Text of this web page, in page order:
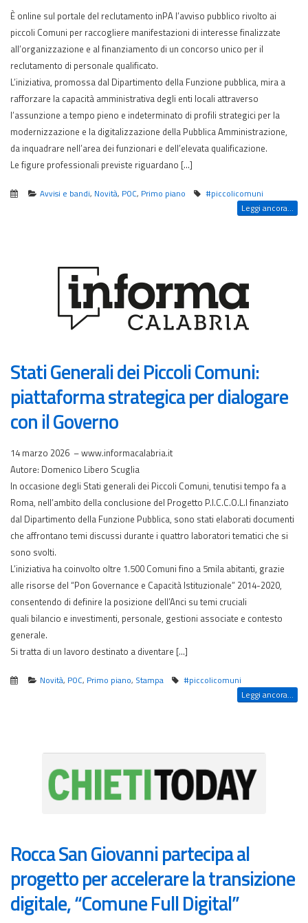
È online sul portale del reclutamento inPA l’avviso pubblico rivolto ai
piccoli Comuni per raccogliere manifestazioni di interesse finalizzate
all’organizzazione e al finanziamento di un concorso unico per il
reclutamento di personale qualificato.
L’iniziativa, promossa dal Dipartimento della Funzione pubblica, mira a
rafforzare la capacità amministrativa degli enti locali attraverso
l’assunzione a tempo pieno e indeterminato di profili strategici per la
modernizzazione e la digitalizzazione della Pubblica Amministrazione,
da inquadrare nell’area dei funzionari e dell’elevata qualificazione.
Le figure professionali previste riguardano […]
Avvisi e bandi, Novità, POC, Primo piano #piccolicomuni
Leggi ancora...
Stati Generali dei Piccoli Comuni:
piattaforma strategica per dialogare
con il Governo
14 marzo 2026 – www.informacalabria.it
Autore: Domenico Libero Scuglia
In occasione degli Stati generali dei Piccoli Comuni, tenutisi tempo fa a
Roma, nell’ambito della conclusione del Progetto P.I.C.C.O.L.I finanziato
dal Dipartimento della Funzione Pubblica, sono stati elaborati documenti
che affrontano temi discussi durante i quattro laboratori tematici che si
sono svolti.
L’iniziativa ha coinvolto oltre 1.500 Comuni fino a 5mila abitanti, grazie
alle risorse del “Pon Governance e Capacità Istituzionale” 2014-2020,
consentendo di definire la posizione dell’Anci su temi cruciali
quali bilancio e investimenti, personale, gestioni associate e contesto
generale.
Si tratta di un lavoro destinato a diventare […]
Novità, POC, Primo piano, Stampa #piccolicomuni
Leggi ancora...
Rocca San Giovanni partecipa al
progetto per accelerare la transizione
digitale, “Comune Full Digital”